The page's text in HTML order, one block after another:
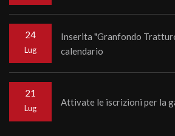
24
Lug
Inserita "Granfondo
calendario
21
Lug
Attivate le iscrizioni per la